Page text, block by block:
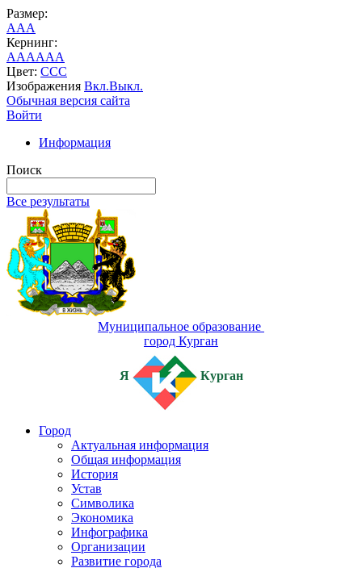
Размер:
AAA
Кернинг:
AAAAAA
Цвет: CCC
Изображения Вкл.Выкл.
Обычная версия сайта
Войти
Информация
Поиск
Все результаты
Муниципальное образование
город Курган
Я Курган
Город
Актуальная информация
Общая информация
История
Устав
Символика
Экономика
Инфографика
Организации
Развитие города